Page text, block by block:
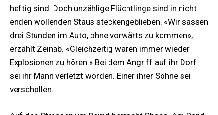
heftig sind. Doch unzählige Flüchtlinge sind in nicht
enden wollenden Staus steckengeblieben. «Wir sassen
drei Stunden im Auto, ohne vorwärts zu kommen»,
erzählt Zeinab. «Gleichzeitig waren immer wieder
Explosionen zu hören.» Bei dem Angriff auf ihr Dorf
sei ihr Mann verletzt worden. Einer ihrer Söhne sei
verschollen.